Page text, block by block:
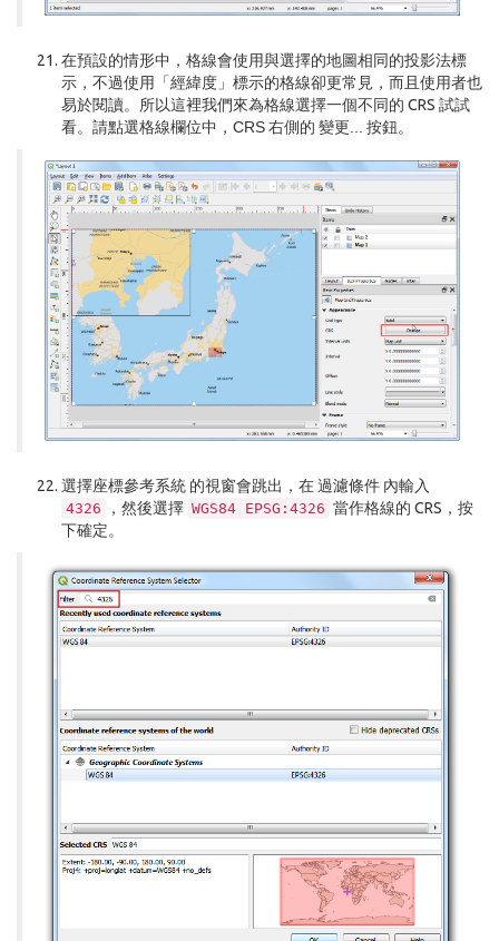
在預設的情形中，格線會使用與選擇的地圖相同的投影法標
示，不過使用「經緯度」標示的格線卻更常見，而且使用者也
易於閱讀。所以這裡我們來為格線選擇一個不同的 CRS 試試
看。請點選格線欄位中， CRS右側的 變更... 按鈕。
選擇座標參考系統 的視窗會跳出，在過濾條件 內輸入
4326 ，然後選擇 WGS84 EPSG:4326 當作格線的 CRS，按
下確定。